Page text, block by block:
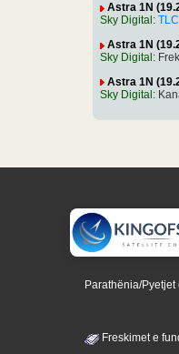
Astra 1N
Sky Digital :
Astra 1N
Sky Digital :
Astra 1N
Sky Digital :
Parathënia/Pyetjet
Freskimet e